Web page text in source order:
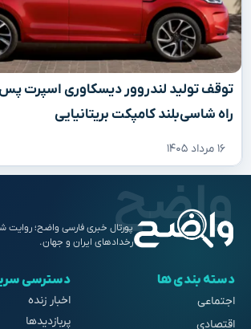
راه شاسی‌بلند کامپکت بریتانیایی
۱۶ مرداد ۱۴۰۵
پورتال خبری فارسی واضح؛ روایت
رخدادهای ایران و جهان.
دسته بندی ها
اجتماعی
اقتصادی
دسترسی
اخبار زنده
پربازدیدها